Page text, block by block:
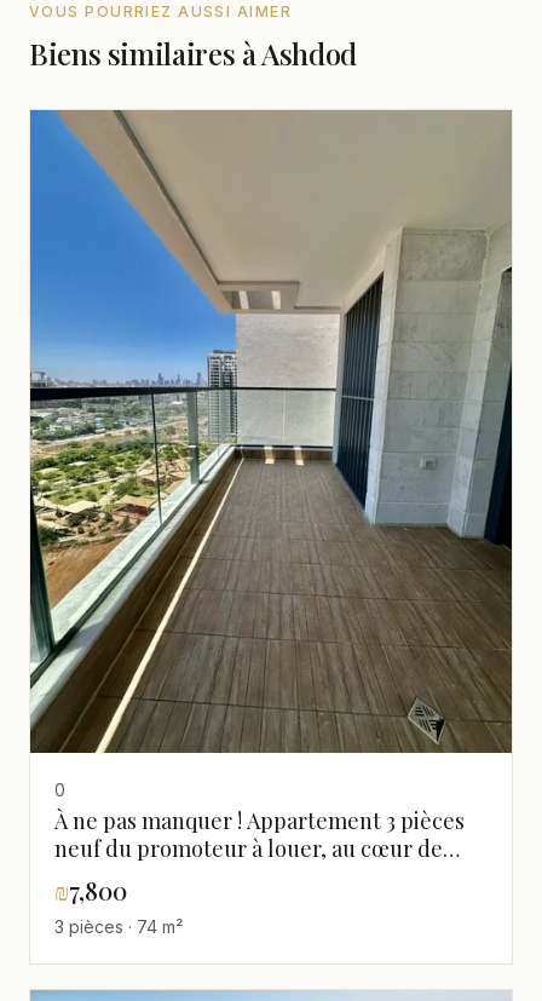
VOUS POURRIEZ AUSSI AIMER
Biens similaires à Ashdod
0
À ne pas manquer ! Appartement 3 pièces
neuf du promoteur à louer, au cœur de
Guivat Shmouel, proche de Tel Aviv
₪7,800
3 pièces · 74 m²